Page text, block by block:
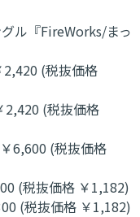
ル『FireWorks/まっ
2,420 (税抜価格
2,420 (税抜価格
6,600 (税抜価格
(税抜価格 ￥1,182)
(税抜価格 ￥1,182)